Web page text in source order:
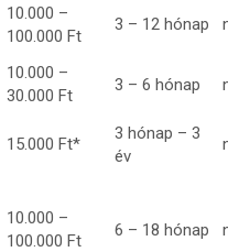
10.000 –
100.000 Ft
3 – 12 hónap
10.000 –
30.000 Ft
3 – 6 hónap
15.000 Ft*
3 hónap – 3
év
10.000 –
100.000 Ft
6 – 18 hónap